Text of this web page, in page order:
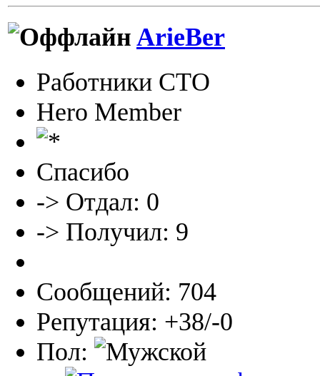
ArieBer
Работники СТО
Hero Member
Спасибо
-> Отдал: 0
-> Получил: 9
Сообщений: 704
Репутация: +38/-0
Пол: